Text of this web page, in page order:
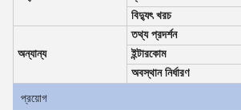
বিদ্যুৎ খরচ
অন্যান্য
তথ্য প্রদর্শন
ইন্টারকোম
অবস্থান নির্ধারণ
প্রয়োগ